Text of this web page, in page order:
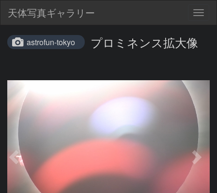
天体写真ギャラリー
astrofun-tokyo プロミネンス拡大像